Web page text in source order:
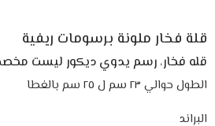
قلة فخار ملونة برسومات ريفية
قله فخار، رسم يدوي ديكور ليست
الطول حوالي ٢٣ سم ل ٢٥ سم بالغطا
البراند